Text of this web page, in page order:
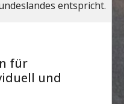
für
und